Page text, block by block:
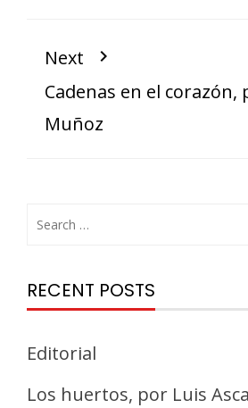
Next
Cadenas en el
Muñoz
RECENT POSTS
Editorial
Los huertos, por Luis